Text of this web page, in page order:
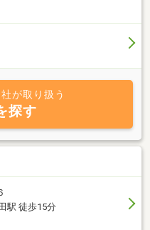
が取り扱う
探す
駅 徒歩15分